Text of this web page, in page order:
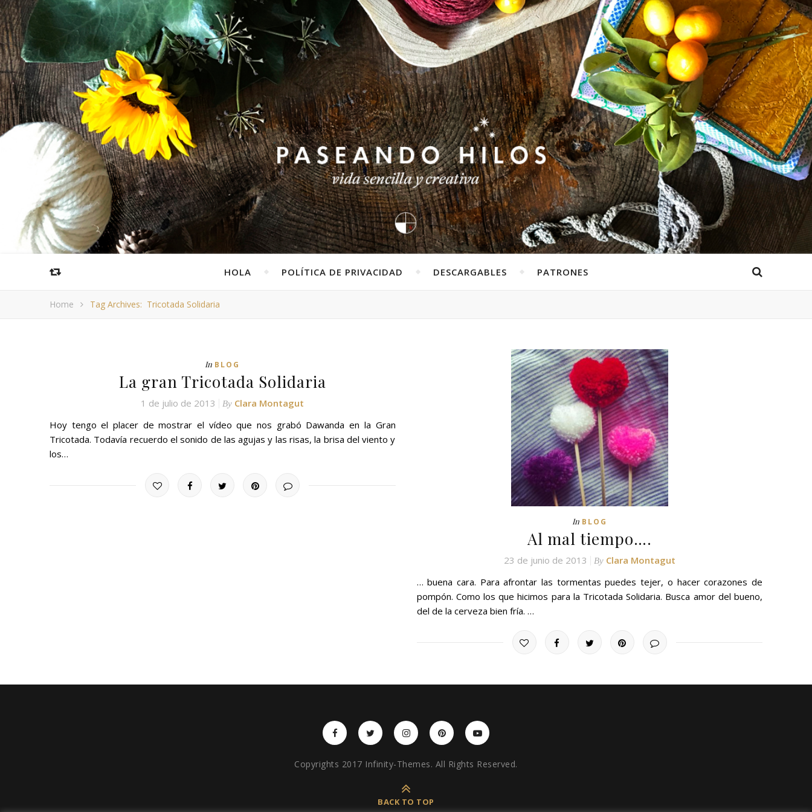
HOLA POLÍTICA DE PRIVACIDAD DESCARGABLES PATRONES
Home Tag Archives: Tricotada Solidaria
In BLOG
La gran Tricotada Solidaria
1 de julio de 2013 By Clara Montagut
Hoy tengo el placer de mostrar el vídeo que nos grabó Dawanda en la Gran
Tricotada. Todavía recuerdo el sonido de las agujas y las risas, la brisa del viento y
los…
In BLOG
Al mal tiempo….
23 de junio de 2013 By Clara Montagut
… buena cara. Para afrontar las tormentas puedes tejer, o hacer corazones de
pompón. Como los que hicimos para la Tricotada Solidaria. Busca amor del bueno,
del de la cerveza bien fría. …
Copyrights 2017 Infinity-Themes. All Rights Reserved.
BACK TO TOP